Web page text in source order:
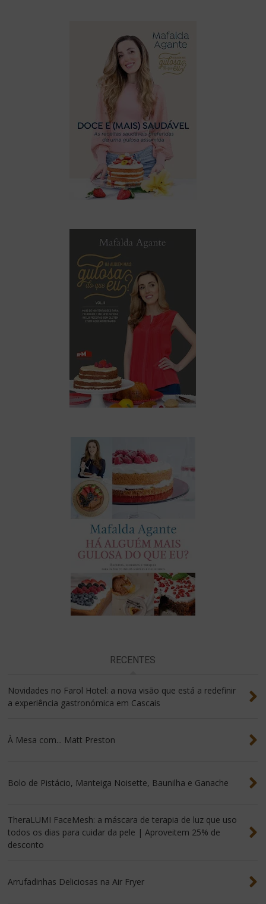
RECENTES
Novidades no Farol Hotel: a nova visão que está a redefinir
a experiência gastronómica em Cascais
À Mesa com... Matt Preston
Bolo de Pistácio, Manteiga Noisette, Baunilha e Ganache
TheraLUMI FaceMesh: a máscara de terapia de luz que uso
todos os dias para cuidar da pele | Aproveitem 25% de
desconto
Arrufadinhas Deliciosas na Air Fryer